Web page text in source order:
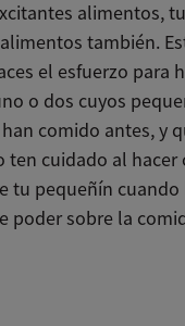
alimentos,
también.
el esfuerzo para
o dos cuyos
comido antes, y
ten cuidado al
tu pequeñín
poder sobre la